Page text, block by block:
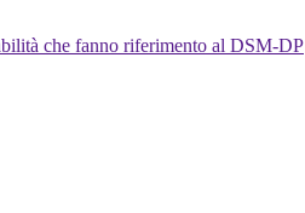
che fanno riferimento al DSM-DP